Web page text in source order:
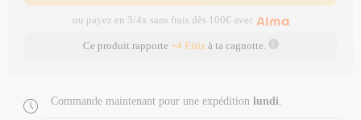
ou payez en 3/4x sans frais dès 100€ avec
Ce produit rapporte +4 Fitizà ta cagnotte.
Commande maintenant pour une expédition lundi.